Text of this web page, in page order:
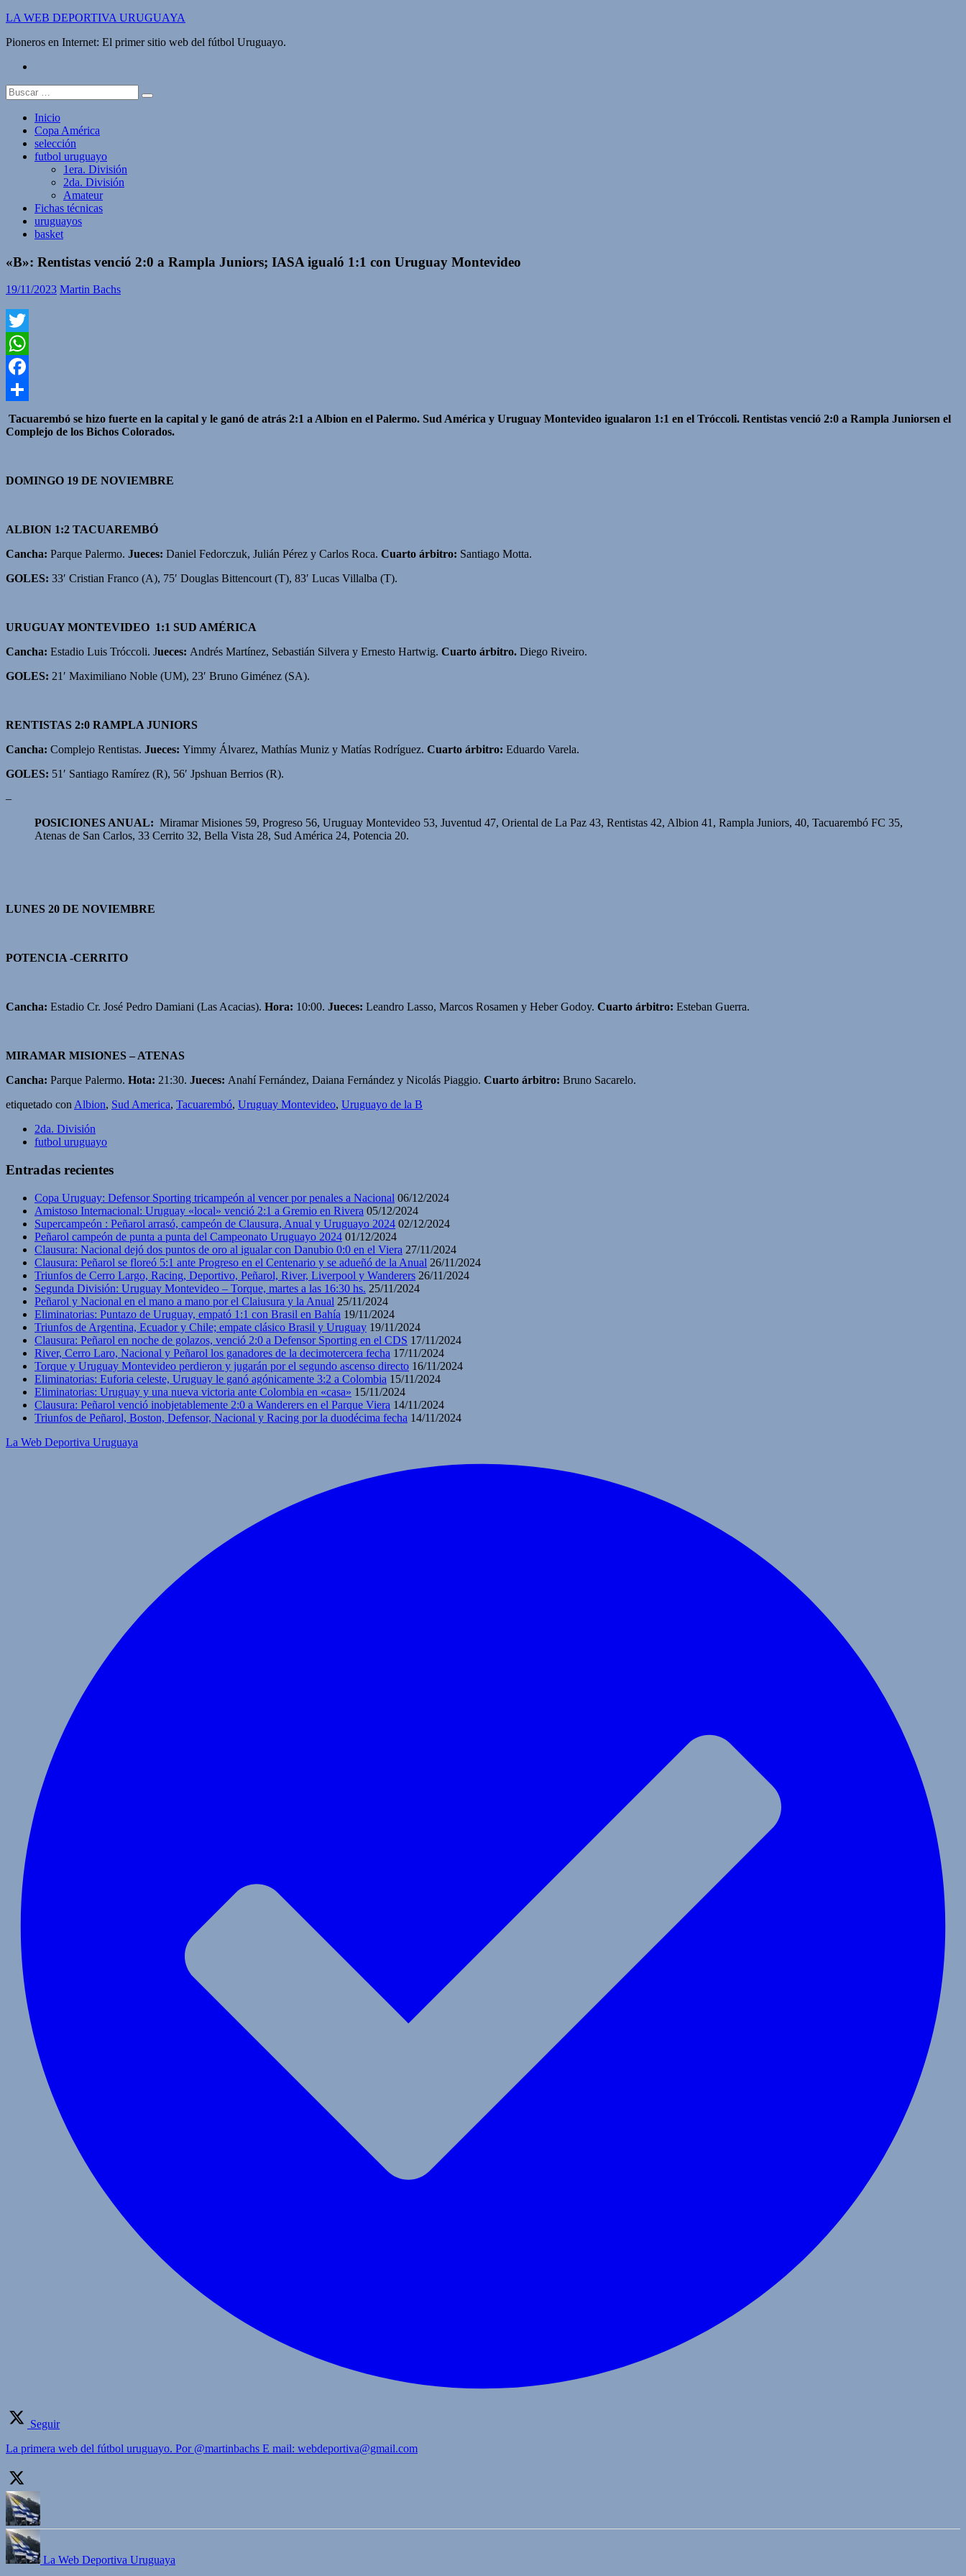
Saltar
contenido
LA WEB DEPORTIVA URUGUAYA
Pioneros en Internet: El primer sitio web del fútbol Uruguayo.
Buscar:
Inicio
Copa América
selección
futbol uruguayo
1era. División
2da. División
Amateur
Fichas técnicas
uruguayos
basket
«B»: Rentistas venció 2:0 a Rampla Juniors; IASA igualó 1:1 con Uruguay Montevideo
19/11/2023 Martin Bachs
Twitter
WhatsApp
Facebook
Compartir
Tacuarembó se hizo fuerte en la capital y le ganó de atrás 2:1 a Albion en el Palermo. Sud América y Uruguay Montevideo igualaron 1:1 en el Tróccoli. Rentistas venció 2:0 a Rampla Juniorsen el
Complejo de los Bichos Colorados.
DOMINGO 19 DE NOVIEMBRE
ALBION 1:2 TACUAREMBÓ
Cancha: Parque Palermo. Jueces: Daniel Fedorczuk, Julián Pérez y Carlos Roca. Cuarto árbitro: Santiago Motta.
GOLES: 33′ Cristian Franco (A), 75′ Douglas Bittencourt (T), 83′ Lucas Villalba (T).
URUGUAY MONTEVIDEO 1:1 SUD AMÉRICA
Cancha: Estadio Luis Tróccoli. Jueces: Andrés Martínez, Sebastián Silvera y Ernesto Hartwig. Cuarto árbitro. Diego Riveiro.
GOLES: 21′ Maximiliano Noble (UM), 23′ Bruno Giménez (SA).
RENTISTAS 2:0 RAMPLA JUNIORS
Cancha: Complejo Rentistas. Jueces: Yimmy Álvarez, Mathías Muniz y Matías Rodríguez. Cuarto árbitro: Eduardo Varela.
GOLES: 51′ Santiago Ramírez (R), 56′ Jpshuan Berrios (R).
–
POSICIONES ANUAL: Miramar Misiones 59, Progreso 56, Uruguay Montevideo 53, Juventud 47, Oriental de La Paz 43, Rentistas 42, Albion 41, Rampla Juniors, 40, Tacuarembó FC 35,
Atenas de San Carlos, 33 Cerrito 32, Bella Vista 28, Sud América 24, Potencia 20.
LUNES 20 DE NOVIEMBRE
POTENCIA -CERRITO
Cancha: Estadio Cr. José Pedro Damiani (Las Acacias). Hora: 10:00. Jueces: Leandro Lasso, Marcos Rosamen y Heber Godoy. Cuarto árbitro: Esteban Guerra.
MIRAMAR MISIONES – ATENAS
Cancha: Parque Palermo. Hota: 21:30. Jueces: Anahí Fernández, Daiana Fernández y Nicolás Piaggio. Cuarto árbitro: Bruno Sacarelo.
etiquetado conAlbion, Sud America, Tacuarembó, Uruguay Montevideo, Uruguayo de la B
2da. División
futbol uruguayo
Entradas recientes
Copa Uruguay: Defensor Sporting tricampeón al vencer por penales a Nacional 06/12/2024
Amistoso Internacional: Uruguay «local» venció 2:1 a Gremio en Rivera 05/12/2024
Supercampeón : Peñarol arrasó, campeón de Clausura, Anual y Uruguayo 2024 02/12/2024
Peñarol campeón de punta a punta del Campeonato Uruguayo 2024 01/12/2024
Clausura: Nacional dejó dos puntos de oro al igualar con Danubio 0:0 en el Viera 27/11/2024
Clausura: Peñarol se floreó 5:1 ante Progreso en el Centenario y se adueñó de la Anual 26/11/2024
Triunfos de Cerro Largo, Racing, Deportivo, Peñarol, River, Liverpool y Wanderers 26/11/2024
Segunda División: Uruguay Montevideo – Torque, martes a las 16:30 hs. 25/11/2024
Peñarol y Nacional en el mano a mano por el Claiusura y la Anual 25/11/2024
Eliminatorias: Puntazo de Uruguay, empató 1:1 con Brasil en Bahía 19/11/2024
Triunfos de Argentina, Ecuador y Chile; empate clásico Brasil y Uruguay 19/11/2024
Clausura: Peñarol en noche de golazos, venció 2:0 a Defensor Sporting en el CDS 17/11/2024
River, Cerro Laro, Nacional y Peñarol los ganadores de la decimotercera fecha 17/11/2024
Torque y Uruguay Montevideo perdieron y jugarán por el segundo ascenso directo 16/11/2024
Eliminatorias: Euforia celeste, Uruguay le ganó agónicamente 3:2 a Colombia 15/11/2024
Eliminatorias: Uruguay y una nueva victoria ante Colombia en «casa» 15/11/2024
Clausura: Peñarol venció inobjetablemente 2:0 a Wanderers en el Parque Viera 14/11/2024
Triunfos de Peñarol, Boston, Defensor, Nacional y Racing por la duodécima fecha 14/11/2024
La Web Deportiva Uruguaya
Seguir
La primera web del fútbol uruguayo. Por @martinbachs E mail: webdeportiva@gmail.com
La Web Deportiva Uruguaya